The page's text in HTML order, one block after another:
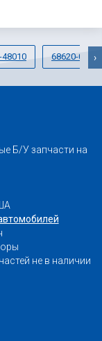
48010 68620-02061
›
Б/У запчасти на
не в наличии